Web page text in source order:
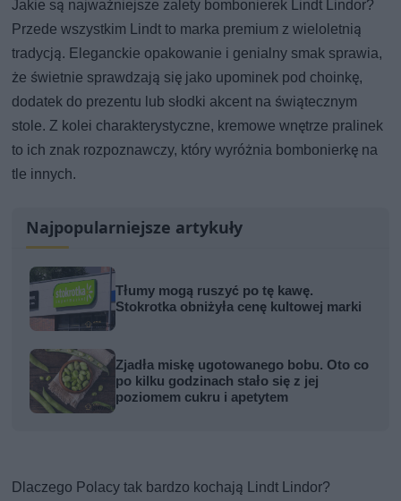
Jakie są najważniejsze zalety bombonierek Lindt Lindor?
Przede wszystkim Lindt to marka premium z wieloletnią
tradycją. Eleganckie opakowanie i genialny smak sprawia,
że świetnie sprawdzają się jako upominek pod choinkę,
dodatek do prezentu lub słodki akcent na świątecznym
stole. Z kolei charakterystyczne, kremowe wnętrze pralinek
to ich znak rozpoznawczy, który wyróżnia bombonierkę na
tle innych.
Najpopularniejsze artykuły
Tłumy mogą ruszyć po tę kawę.
Stokrotka obniżyła cenę kultowej marki
Zjadła miskę ugotowanego bobu. Oto co
po kilku godzinach stało się z jej
poziomem cukru i apetytem
Dlaczego Polacy tak bardzo kochają Lindt Lindor?